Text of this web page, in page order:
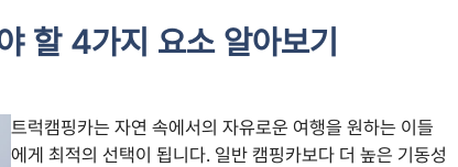
할 4가지 요소 알아보기
트럭캠핑카는 자연 속에서의 자유로운 여행을 원하는 이들
에게 최적의 선택이 됩니다. 일반 캠핑카보다 더 높은 기동성